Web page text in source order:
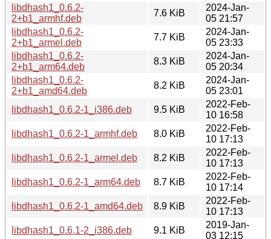
libdhash1_0.6.2-
2+b1_armhf.deb
7.6 KiB
2024-Jan-
05 21:57
libdhash1_0.6.2-
2+b1_armel.deb
7.7 KiB
2024-Jan-
05 23:33
libdhash1_0.6.2-
2+b1_arm64.deb
8.3 KiB
2024-Jan-
05 20:34
libdhash1_0.6.2-
2+b1_amd64.deb
8.2 KiB
2024-Jan-
05 23:01
libdhash1_0.6.2-1_i386.deb
9.5 KiB
2022-Feb-
10 16:58
libdhash1_0.6.2-1_armhf.deb
8.0 KiB
2022-Feb-
10 17:13
libdhash1_0.6.2-1_armel.deb
8.2 KiB
2022-Feb-
10 17:13
libdhash1_0.6.2-1_arm64.deb
8.7 KiB
2022-Feb-
10 17:14
libdhash1_0.6.2-1_amd64.deb
8.9 KiB
2022-Feb-
10 17:13
libdhash1_0.6.1-2_i386.deb
9.1 KiB
2019-Jan-
03 12:15